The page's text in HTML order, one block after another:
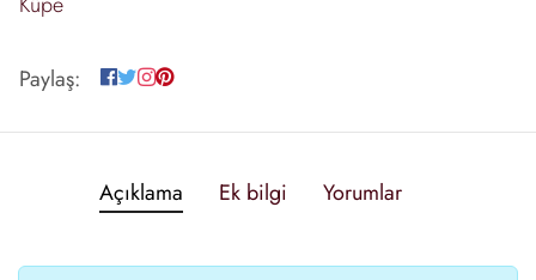
Paylaş:
Açıklama Ek bilgi Yorumlar